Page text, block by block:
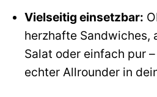
Vielseitig einsetzbar:
herzhafte Sandwiches,
Salat oder einfach pur
echter Allrounder in